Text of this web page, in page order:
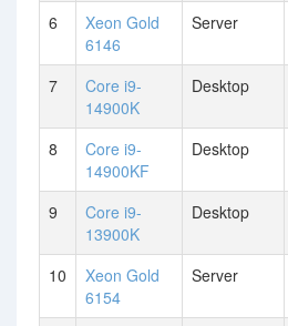
6
Xeon Gold
6146
Server
7
Core i9-
14900K
Desktop
8
Core i9-
14900KF
Desktop
9
Core i9-
13900K
Desktop
10
Xeon Gold
6154
Server